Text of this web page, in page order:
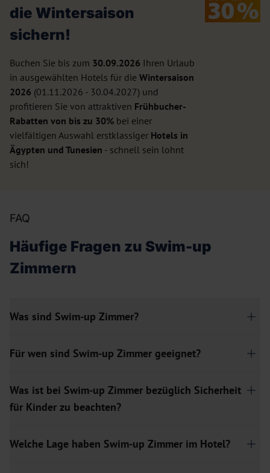
die Wintersaison
sichern!
Buchen Sie bis zum 30.09.2026 Ihren Urlaub
in ausgewählten Hotels für die Wintersaison
2026 (01.11.2026 - 30.04.2027) und
profitieren Sie von attraktiven Frühbucher-
Rabatten von bis zu 30% bei einer
vielfältigen Auswahl erstklassiger Hotels in
Ägypten und Tunesien - schnell sein lohnt
sich!
FAQ
Häufige Fragen zu Swim-up
Zimmern
Was sind Swim-up Zimmer?
Für wen sind Swim-up Zimmer geeignet?
Was ist bei Swim-up Zimmer bezüglich Sicherheit
für Kinder zu beachten?
Welche Lage haben Swim-up Zimmer im Hotel?